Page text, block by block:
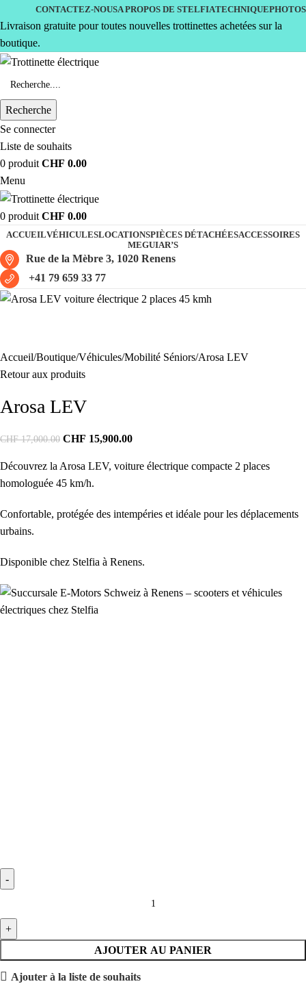
CONTACTEZ-NOUSA PROPOS DE STELFIATECHNIQUEPHOTOS
Livraison gratuite pour toutes nouvelles trottinettes achetées sur la
boutique.
Recherche
Se connecter
Liste de souhaits
0 produit CHF 0.00
Menu
0 produit CHF 0.00
ACCUEILVÉHICULESLOCATIONSPIÈCES DÉTACHÉESACCESSOIRES
MEGUIAR’S
Rue de la Mèbre 3, 1020 Renens
+41 79 659 33 77
Accueil Boutique Véhicules Mobilité Séniors Arosa LEV
Retour aux produits
Arosa LEV
CHF17,000.00 CHF 15,900.00
Découvrez la Arosa LEV, voiture électrique compacte 2 places
homologuée 45 km/h.
Confortable, protégée des intempéries et idéale pour les déplacements
urbains.
Disponible chez Stelfia à Renens.
AJOUTER AU PANIER
Ajouter à la liste de souhaits